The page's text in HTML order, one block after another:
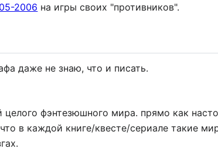
2006 на игры своих "противников".
даже не знаю, что и писать.
целого фэнтезюшного мира. прямо как
в каждой книге/квесте/сериале такие